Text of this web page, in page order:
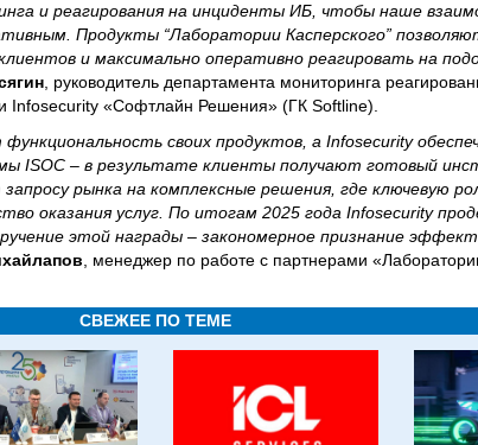
и реагирования на инциденты ИБ, чтобы наше
Продукты “Лаборатории Касперского”
и максимально оперативно реагировать на
, руководитель департамента мониторинга
Infosecurity «Софтлайн Решения» (ГК Softline).
своих продуктов, а Infosecurity
ISOC – в результате клиенты получают готовый
рынка на комплексные решения, где ключевую
оказания услуг. По итогам 2025 года Infosecurity
этой награды – закономерное признание
, менеджер по работе с партнерами
СВЕЖЕЕ ПО ТЕМЕ